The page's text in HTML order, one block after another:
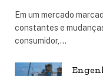
Em um mercado
constantes e
consumidor,…